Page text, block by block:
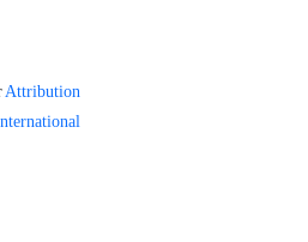
Attribution